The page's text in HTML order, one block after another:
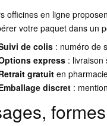
officines en ligne
votre paquet dans un
de colis : numéro de
express : livraison
gratuit en
discret :